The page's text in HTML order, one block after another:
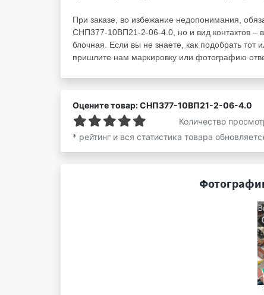
При заказе, во избежание недопонимания,
СНП377-10ВП21-2-06-4.0, но и вид контактов –
блочная. Если вы не знаете, как подобрать тот
пришлите нам маркировку или фотографию
Оцените товар: СНП377-10ВП21-2-06-4.0
Количество
* рейтинг и вся статистика товара